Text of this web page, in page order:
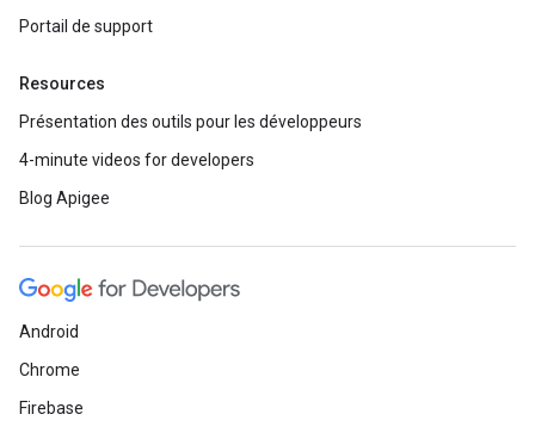
Portail de support
Resources
Présentation des outils pour les développeurs
4-minute videos for developers
Blog Apigee
Android
Chrome
Firebase